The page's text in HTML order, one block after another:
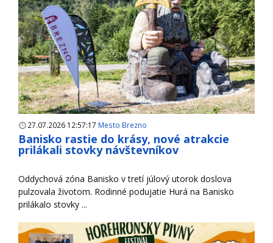
27.07.2026 12:57:17 Mesto Brezno
Banisko rastie do krásy, nové atrakcie
prilákali stovky návštevníkov
Oddychová zóna Banisko v tretí júlový utorok doslova
pulzovala životom. Rodinné podujatie Hurá na Banisko
prilákalo stovky ...